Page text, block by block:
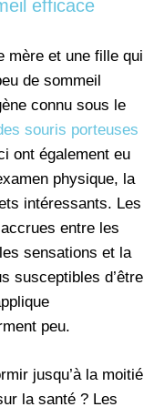
efficace
mère et une fille qui
de sommeil
connu sous le
souris porteuses
ont également eu
physique, la
intéressants. Les
entre les
sensations et la
susceptibles d’être
peu.
jusqu’à la moitié
la santé ? Les